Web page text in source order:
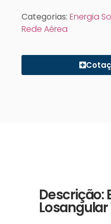
Categorias: Energia
Rede Aérea
Descrição:
Losangular